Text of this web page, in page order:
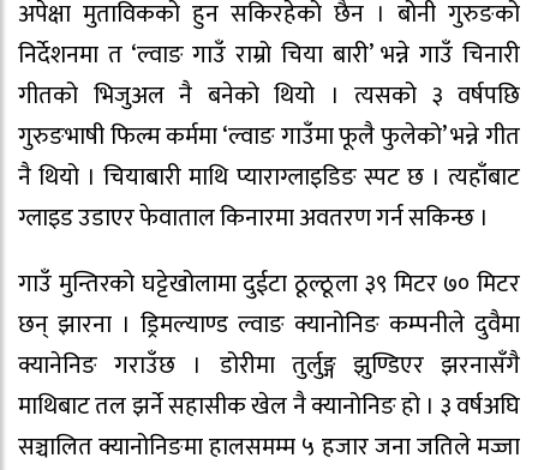
अपेक्षा मुताविकको हुन सकिरहेको छैन । बोनी गुरुङको
निर्देशनमा त ‘ल्वाङ गाउँ राम्रो चिया बारी’ भन्ने गाउँ चिनारी
गीतको भिजुअल नै बनेको थियो । त्यसको ३ वर्षपछि
गुरुङभाषी फिल्म कर्ममा ‘ल्वाङ गाउँमा फूलै फुलेको’ भन्ने गीत
नै थियो । चियाबारी माथि प्याराग्लाइडिङ स्पट छ । त्यहाँबाट
ग्लाइड उडाएर फेवाताल किनारमा अवतरण गर्न सकिन्छ ।
गाउँ मुन्तिरको घट्टेखोलामा दुईटा ठूल्ठूला ३९ मिटर ७० मिटर
छन् झारना । ड्रिमल्याण्ड ल्वाङ क्यानोनिङ कम्पनीले दुवैमा
क्यानेनिङ गराउँछ । डोरीमा तुर्लुङ्ग झुण्डिएर झरनासँगै
माथिबाट तल झर्ने सहासीक खेल नै क्यानोनिङ हो । ३ वर्षअघि
सञ्चालित क्यानोनिङमा हालसमम्म ५ हजार जना जतिले मज्जा